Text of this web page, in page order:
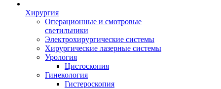
Хирургия
Операционные и смотровые
светильники
Электрохирургические системы
Хирургические лазерные системы
Урология
Цистоскопия
Гинекология
Гистероскопия